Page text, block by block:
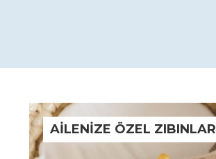
AİLENİZE ÖZEL ZIBINLAR